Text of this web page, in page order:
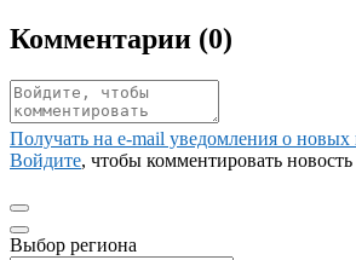
Комментарии (0)
Получать на e‑mail уведомления о новых
Войдите, чтобы комментировать новость
Выбор региона